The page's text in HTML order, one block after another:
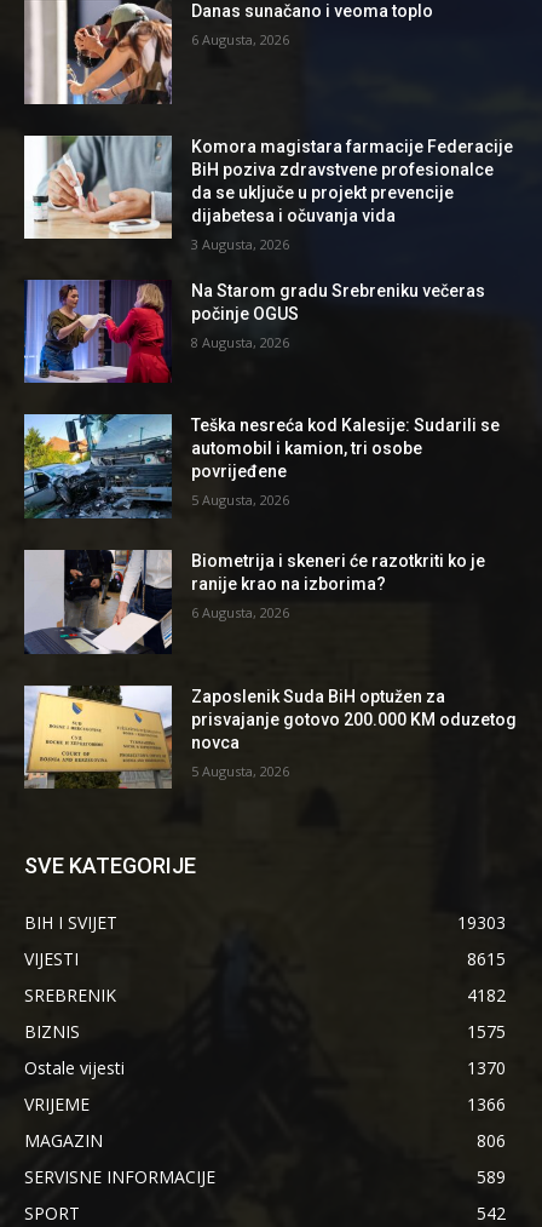
Danas sunačano i veoma toplo
6 Augusta, 2026
Komora magistara farmacije Federacije
BiH poziva zdravstvene profesionalce
da se uključe u projekt prevencije
dijabetesa i očuvanja vida
3 Augusta, 2026
Na Starom gradu Srebreniku večeras
počinje OGUS
8 Augusta, 2026
Teška nesreća kod Kalesije: Sudarili se
automobil i kamion, tri osobe
povrijeđene
5 Augusta, 2026
Biometrija i skeneri će razotkriti ko je
ranije krao na izborima?
6 Augusta, 2026
Zaposlenik Suda BiH optužen za
prisvajanje gotovo 200.000 KM oduzetog
novca
5 Augusta, 2026
SVE KATEGORIJE
BIH I SVIJET
19303
VIJESTI
8615
SREBRENIK
4182
BIZNIS
1575
Ostale vijesti
1370
VRIJEME
1366
MAGAZIN
806
SERVISNE INFORMACIJE
589
SPORT
542